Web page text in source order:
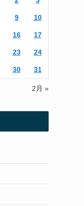
9 10
16 17
23 24
30 31
2月 »